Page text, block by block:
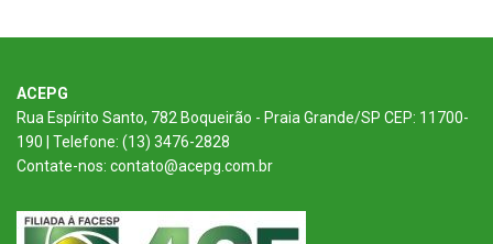
ACEPG
Rua Espírito Santo, 782 Boqueirão - Praia Grande/SP CEP: 11700-
190 | Telefone: (13) 3476-2828
Contate-nos: contato@acepg.com.br